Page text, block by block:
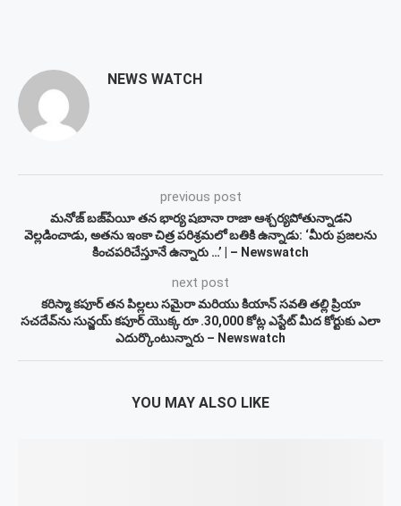
NEWS WATCH
previous post
మనోజ్ బజ్‌పేయీ తన భార్య షబానా రాజా ఆశ్చర్యపోతున్నాడని
వెల్లడించాడు, అతను ఇంకా చిత్ర పరిశ్రమలో బతికి ఉన్నాడు: ‘మీరు ప్రజలను
కించపరిచేస్తూనే ఉన్నారు …’ | – Newswatch
next post
కరిస్మా కపూర్ తన పిల్లలు సమైరా మరియు కియాన్ సవతి తల్లి ప్రియా
సచదేవ్‌ను సున్జయ్ కపూర్ యొక్క రూ .30,000 కోట్ల ఎస్టేట్ మీద కోర్టుకు ఎలా
ఎదుర్కొంటున్నారు – Newswatch
YOU MAY ALSO LIKE